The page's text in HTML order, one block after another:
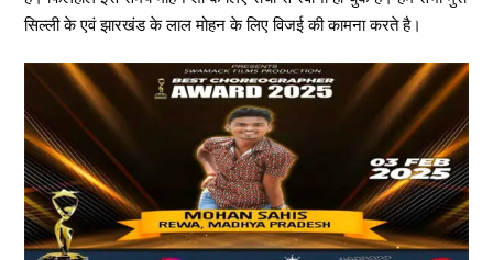
सिल्ली के एवं झारखंड के लाल मोहन के लिए विजई की कामना करते है।